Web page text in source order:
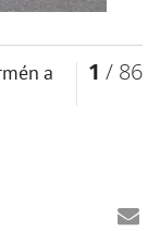
1 / 86